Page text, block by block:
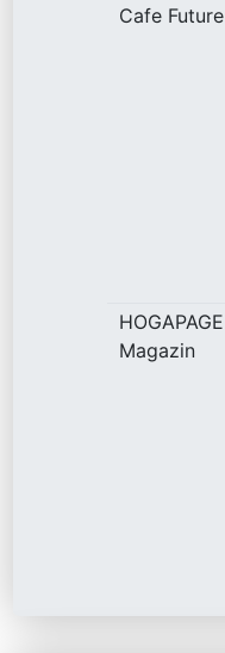
Cafe Future
HOGAPAGE
Magazin